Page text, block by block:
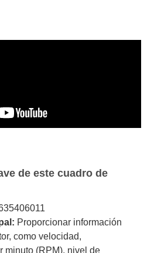
de este cuadro de
Proporcionar información
como velocidad,
minuto (RPM), nivel de